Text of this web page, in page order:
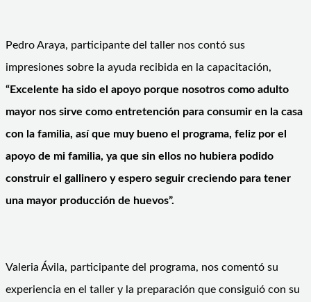
Pedro Araya, participante del taller nos contó sus
impresiones sobre la ayuda recibida en la capacitación,
“Excelente ha sido el apoyo porque nosotros como adulto
mayor nos sirve como entretención para consumir en la casa
con la familia, así que muy bueno el programa, feliz por el
apoyo de mi familia, ya que sin ellos no hubiera podido
construir el gallinero y espero seguir creciendo para tener
una mayor producción de huevos”.
Valeria Ávila, participante del programa, nos comentó su
experiencia en el taller y la preparación que consiguió con su